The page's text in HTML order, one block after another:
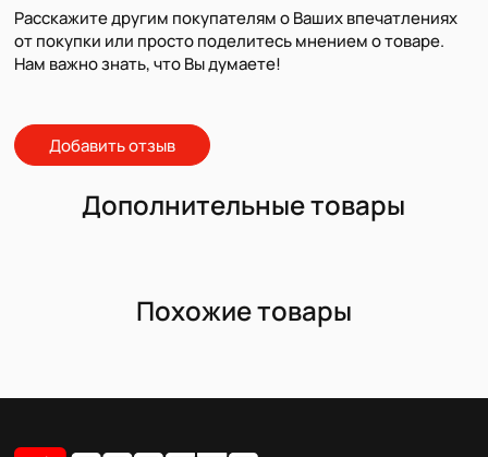
Расскажите другим покупателям о Ваших впечатлениях
от покупки или просто поделитесь мнением о товаре.
Нам важно знать, что Вы думаете!
Добавить отзыв
Дополнительные товары
Похожие товары